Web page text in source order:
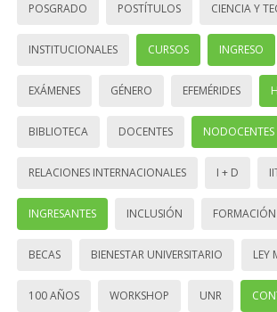
POSGRADO POSTÍTULOS CIENCIA Y
INSTITUCIONALES CURSOS INGRESO
EXÁMENES GÉNERO EFEMÉRIDES
BIBLIOTECA DOCENTES NODOCENTES
RELACIONES INTERNACIONALES I + D
INGRESANTES INCLUSIÓN FORMACIÓN
BECAS BIENESTAR UNIVERSITARIO LEY
100 AÑOS WORKSHOP UNR